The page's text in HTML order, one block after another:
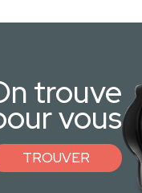
trouve
vous
TROUVER